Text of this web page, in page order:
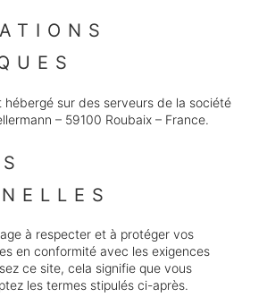
hébergé sur des serveurs de la société
– 59100 Roubaix – France.
à respecter et à protéger vos
en conformité avec les exigences
ce site, cela signifie que vous
les termes stipulés ci-après.